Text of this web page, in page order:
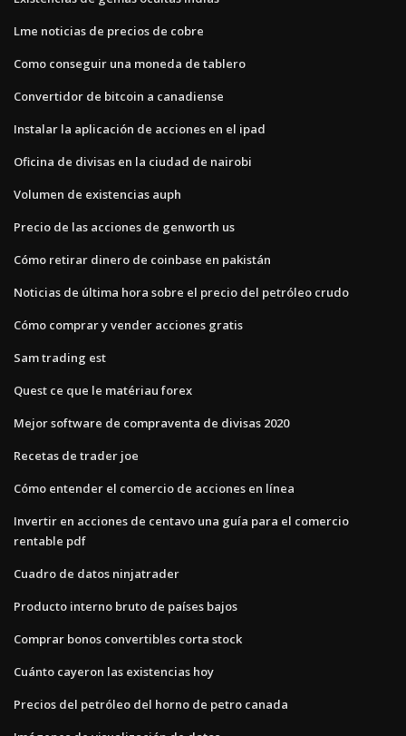
Lme noticias de precios de cobre
Como conseguir una moneda de tablero
Convertidor de bitcoin a canadiense
Instalar la aplicación de acciones en el ipad
Oficina de divisas en la ciudad de nairobi
Volumen de existencias auph
Precio de las acciones de genworth us
Cómo retirar dinero de coinbase en pakistán
Noticias de última hora sobre el precio del petróleo crudo
Cómo comprar y vender acciones gratis
Sam trading est
Quest ce que le matériau forex
Mejor software de compraventa de divisas 2020
Recetas de trader joe
Cómo entender el comercio de acciones en línea
Invertir en acciones de centavo una guía para el comercio
rentable pdf
Cuadro de datos ninjatrader
Producto interno bruto de países bajos
Comprar bonos convertibles corta stock
Cuánto cayeron las existencias hoy
Precios del petróleo del horno de petro canada